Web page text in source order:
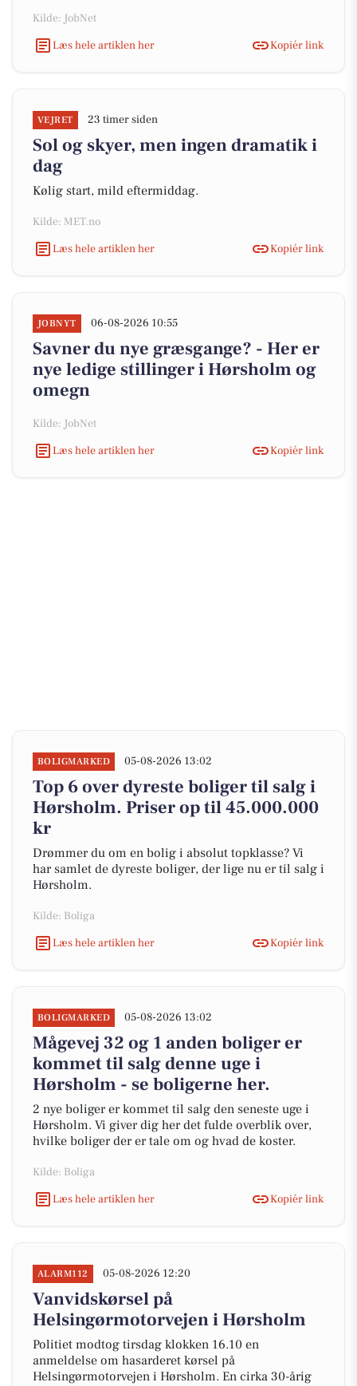
Kilde: JobNet
Læs hele artiklen her
Kopiér link
VEJRET 23 timer siden
Sol og skyer, men ingen dramatik i
dag
Kølig start, mild eftermiddag.
Kilde: MET.no
Læs hele artiklen her
Kopiér link
JOBNYT 06-08-2026 10:55
Savner du nye græsgange? - Her er
nye ledige stillinger i Hørsholm og
omegn
Kilde: JobNet
Læs hele artiklen her
Kopiér link
BOLIGMARKED 05-08-2026 13:02
Top 6 over dyreste boliger til salg i
Hørsholm. Priser op til 45.000.000
kr
Drømmer du om en bolig i absolut topklasse? Vi
har samlet de dyreste boliger, der lige nu er til salg i
Hørsholm.
Kilde: Boliga
Læs hele artiklen her
Kopiér link
BOLIGMARKED 05-08-2026 13:02
Mågevej 32 og 1 anden boliger er
kommet til salg denne uge i
Hørsholm - se boligerne her.
2 nye boliger er kommet til salg den seneste uge i
Hørsholm. Vi giver dig her det fulde overblik over,
hvilke boliger der er tale om og hvad de koster.
Kilde: Boliga
Læs hele artiklen her
Kopiér link
ALARM112 05-08-2026 12:20
Vanvidskørsel på
Helsingørmotorvejen i Hørsholm
Politiet modtog tirsdag klokken 16.10 en
anmeldelse om hasarderet kørsel på
Helsingørmotorvejen i Hørsholm. En cirka 30-årig